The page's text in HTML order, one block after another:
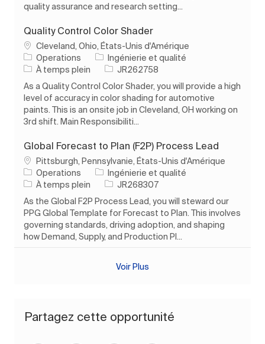
quality assurance and research setting...
Quality Control Color Shader
Emplacement
Cleveland, Ohio, États-Unis d'Amérique
Operations
Catégorie
Ingénierie et qualité
Type d’emploi
À temps plein ID de l’emploi
JR262758
As a Quality Control Color Shader, you will provide a high
level of accuracy in color shading for automotive
paints. This is an onsite job in Cleveland, OH working on
3rd shift. Main Responsibiliti...
Global Forecast to Plan (F2P) Process Lead
Emplacement
Pittsburgh, Pennsylvanie, États-Unis d'Amérique
Operations
Catégorie
Ingénierie et qualité
Type d’emploi
À temps plein ID de l’emploi
JR268307
As the Global F2P Process Lead, you will steward our
PPG Global Template for Forecast to Plan. This involves
governing standards, driving adoption, and shaping
how Demand, Supply, and Production Pl...
Voir Plus
Partagez cette opportunité